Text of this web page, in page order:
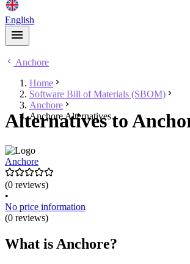
English
Anchore
Home
Software Bill of Materials (SBOM)
Anchore
Anchore Alternatives
Alternatives to
Anchore
(0 reviews)
•
No price information
(0 reviews)
What is Anchore?